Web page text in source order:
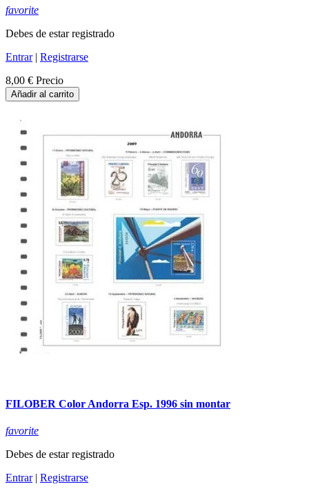
favorite
Debes de estar registrado
Entrar| Registrarse
8,00 € Precio
Añadir al carrito
FILOBER Color Andorra Esp. 1996 sin montar
favorite
Debes de estar registrado
Entrar| Registrarse